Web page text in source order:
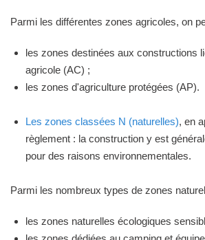
Parmi les différentes zones agricoles, on
les zones destinées aux constructions
agricole (AC) ;
les zones d'agriculture protégées (AP).
Les zones classées N (naturelles), en
règlement : la construction y est
pour des raisons environnementales.
Parmi les nombreux types de zones
les zones naturelles écologiques